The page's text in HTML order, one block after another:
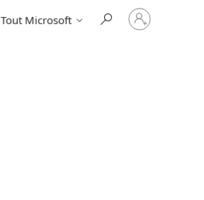
Tout Microsoft
Connectez-
vous